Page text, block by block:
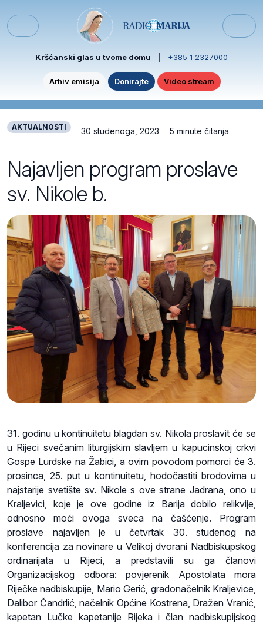
Menu
Kršćanski glas u tvome domu +385 1 2327000
Arhiv emisija Donirajte Video stream
AKTUALNOSTI 30 studenoga, 2023 5 minute čitanja
Najavljen program proslave
sv. Nikole b.
31. godinu u kontinuitetu blagdan sv. Nikola proslavit će se
u Rijeci svečanim liturgijskim slavljem u kapucinskoj crkvi
Gospe Lurdske na Žabici, a ovim povodom pomorci će 3.
prosinca, 25. put u kontinuitetu, hodočastiti brodovima u
najstarije svetište sv. Nikole s ove strane Jadrana, ono u
Kraljevici, koje je ove godine iz Barija dobilo relikvije,
odnosno moći ovoga sveca na čašćenje. Program
proslave najavljen je u četvrtak 30. studenog na
konferencija za novinare u Velikoj dvorani Nadbiskupskog
ordinarijata u Rijeci, a predstavili su ga članovi
Organizacijskog odbora: povjerenik Apostolata mora
Riječke nadbiskupije, Mario Gerić, gradonačelnik Kraljevice,
Dalibor Čandrlić, načelnik Općine Kostrena, Dražen Vranić,
kapetan Lučke kapetanije Rijeka i član nadbiskupijskog